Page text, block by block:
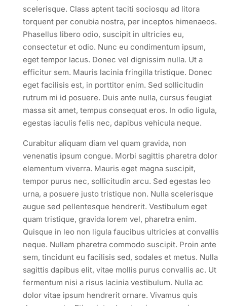
scelerisque. Class aptent taciti sociosqu ad litora
torquent per conubia nostra, per inceptos himenaeos.
Phasellus libero odio, suscipit in ultricies eu,
consectetur et odio. Nunc eu condimentum ipsum,
eget tempor lacus. Donec vel dignissim nulla. Ut a
efficitur sem. Mauris lacinia fringilla tristique. Donec
eget facilisis est, in porttitor enim. Sed sollicitudin
rutrum mi id posuere. Duis ante nulla, cursus feugiat
massa sit amet, tempus consequat eros. In odio ligula,
egestas iaculis felis nec, dapibus vehicula neque.
Curabitur aliquam diam vel quam gravida, non
venenatis ipsum congue. Morbi sagittis pharetra dolor
elementum viverra. Mauris eget magna suscipit,
tempor purus nec, sollicitudin arcu. Sed egestas leo
urna, a posuere justo tristique non. Nulla scelerisque
augue sed pellentesque hendrerit. Vestibulum eget
quam tristique, gravida lorem vel, pharetra enim.
Quisque in leo non ligula faucibus ultricies at convallis
neque. Nullam pharetra commodo suscipit. Proin ante
sem, tincidunt eu facilisis sed, sodales et metus. Nulla
sagittis dapibus elit, vitae mollis purus convallis ac. Ut
fermentum nisi a risus lacinia vestibulum. Nulla ac
dolor vitae ipsum hendrerit ornare. Vivamus quis